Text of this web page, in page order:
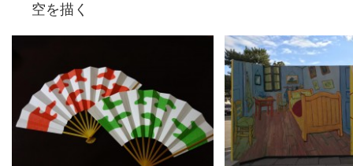
空を描く